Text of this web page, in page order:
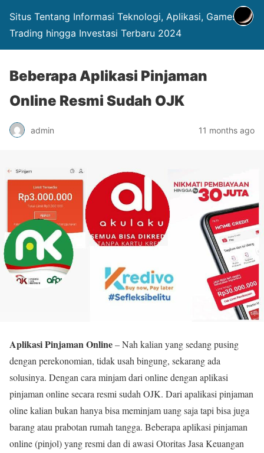
Situs Tentang Informasi Teknologi, Aplikasi, Games,
Trading hingga Investasi Terbaru 2024
Beberapa Aplikasi Pinjaman
Online Resmi Sudah OJK
admin 11 months ago
Aplikasi Pinjaman Online– Nah kalian yang sedang pusing
dengan perekonomian, tidak usah bingung, sekarang ada
solusinya. Dengan cara minjam dari online dengan aplikasi
pinjaman online secara resmi sudah OJK. Dari apalikasi pinjaman
oline kalian bukan hanya bisa meminjam uang saja tapi bisa juga
barang atau prabotan rumah tangga. Beberapa aplikasi pinjaman
online (pinjol) yang resmi dan di awasi Otoritas Jasa Keuangan